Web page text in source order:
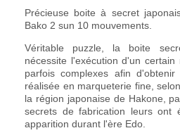
Précieuse boite à secret
Bako 2 sun 10 mouvements.
Véritable puzzle, la boite
nécessite l'exécution d'un
parfois complexes afin
réalisée en marqueterie fine,
la région japonaise de Hakone,
secrets de fabrication leurs ont
apparition durant l'ère Edo.